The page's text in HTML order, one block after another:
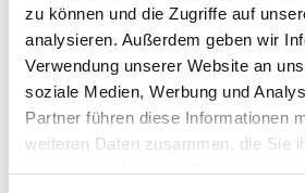
zu können und die Zugriffe auf
analysieren. Außerdem geben wir
Verwendung unserer Website an
soziale Medien, Werbung und
Partner führen diese Informationen
weiteren Daten zusammen, die Sie